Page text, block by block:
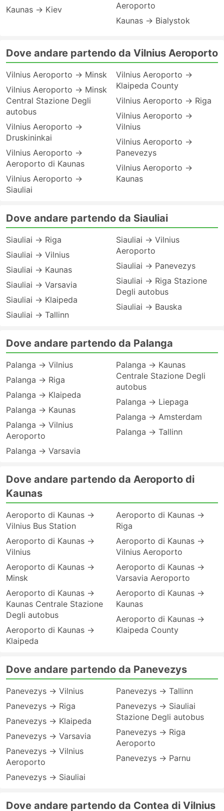
Kaunas → Kiev
Aeroporto
Kaunas → Bialystok
Dove andare partendo da Vilnius Aeroporto
Vilnius Aeroporto → Minsk
Vilnius Aeroporto → Minsk
Central Stazione Degli
autobus
Vilnius Aeroporto →
Druskininkai
Vilnius Aeroporto →
Aeroporto di Kaunas
Vilnius Aeroporto →
Siauliai
Vilnius Aeroporto →
Klaipeda County
Vilnius Aeroporto → Riga
Vilnius Aeroporto →
Vilnius
Vilnius Aeroporto →
Panevezys
Vilnius Aeroporto →
Kaunas
Dove andare partendo da Siauliai
Siauliai → Riga
Siauliai → Vilnius
Siauliai → Kaunas
Siauliai → Varsavia
Siauliai → Klaipeda
Siauliai → Tallinn
Siauliai → Vilnius
Aeroporto
Siauliai → Panevezys
Siauliai → Riga Stazione
Degli autobus
Siauliai → Bauska
Dove andare partendo da Palanga
Palanga → Vilnius
Palanga → Riga
Palanga → Klaipeda
Palanga → Kaunas
Palanga → Vilnius
Aeroporto
Palanga → Varsavia
Palanga → Kaunas
Centrale Stazione Degli
autobus
Palanga → Liepaga
Palanga → Amsterdam
Palanga → Tallinn
Dove andare partendo da Aeroporto di
Kaunas
Aeroporto di Kaunas →
Vilnius Bus Station
Aeroporto di Kaunas →
Vilnius
Aeroporto di Kaunas →
Minsk
Aeroporto di Kaunas →
Kaunas Centrale Stazione
Degli autobus
Aeroporto di Kaunas →
Klaipeda
Aeroporto di Kaunas →
Riga
Aeroporto di Kaunas →
Vilnius Aeroporto
Aeroporto di Kaunas →
Varsavia Aeroporto
Aeroporto di Kaunas →
Kaunas
Aeroporto di Kaunas →
Klaipeda County
Dove andare partendo da Panevezys
Panevezys → Vilnius
Panevezys → Riga
Panevezys → Klaipeda
Panevezys → Varsavia
Panevezys → Vilnius
Aeroporto
Panevezys → Siauliai
Panevezys → Tallinn
Panevezys → Siauliai
Stazione Degli autobus
Panevezys → Riga
Aeroporto
Panevezys → Parnu
Dove andare partendo da Contea di Vilnius